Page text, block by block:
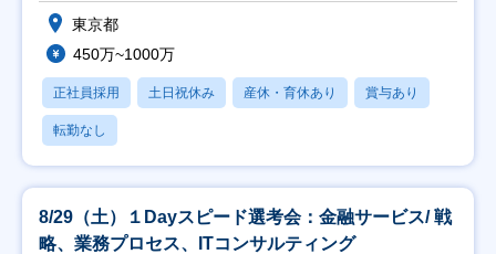
東京都
450万~1000万
正社員採用 土日祝休み 産休・育休あり 賞与あり
転勤なし
8/29（土）１Dayスピード選考会：金融サービス/ 戦
略、業務プロセス、ITコンサルティング